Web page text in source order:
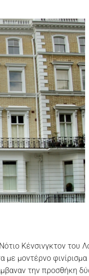
Κένσινγκτον του
με μοντέρνο
την